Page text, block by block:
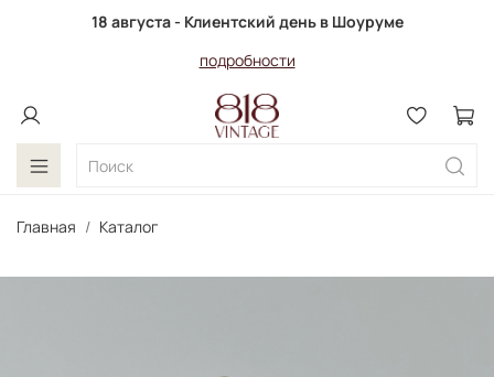
18 августа - Клиентский день в Шоуруме
подробности
Главная Каталог